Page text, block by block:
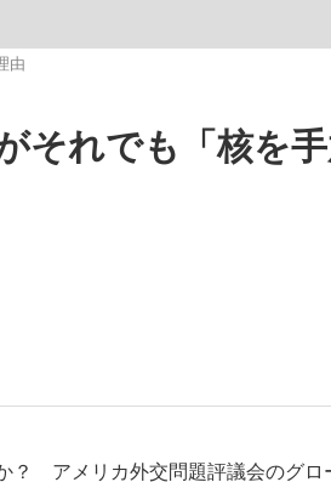
由
それでも「核を
？ アメリカ外交問題評議会のグロ